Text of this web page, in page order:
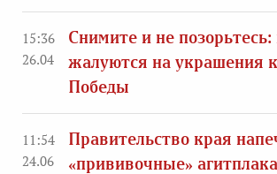
15:36
26.04
Снимите и не
жалуются на украшения
Победы
11:54
24.06
Правительство края
«прививочные»